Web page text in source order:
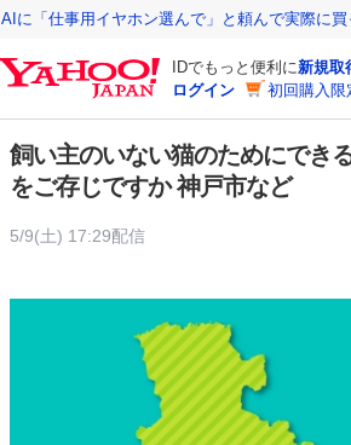
AIに「仕事用イヤホン選んで」と頼んで実際に買
IDでもっと便利に新規取
ログイン
初回購入限
飼い主のいない猫のためにでき
をご存じですか 神戸市など
5/9(土) 17:29配信